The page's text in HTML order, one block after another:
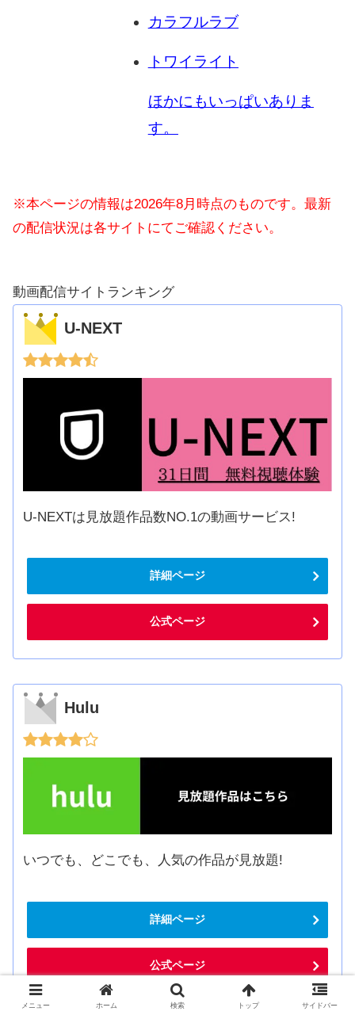
カラフルラブ
トワイライト
ほかにもいっぱいありま
す。
※本ページの情報は2026年8月時点のものです。最新
の配信状況は各サイトにてご確認ください。
動画配信サイトランキング
U-NEXT
U-NEXTは見放題作品数NO.1の動画サービス!
詳細ページ
公式ページ
Hulu
いつでも、どこでも、人気の作品が見放題!
詳細ページ
公式ページ
メニュー ホーム 検索 トップ サイドバー